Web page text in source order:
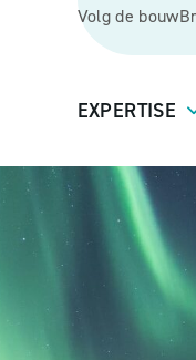
Volg de bouw
EXPERTISE